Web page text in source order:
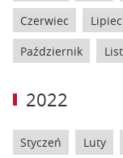
Czerwiec Lipiec
Październik
2022
Styczeń Luty